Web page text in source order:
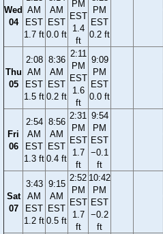
Wed
04
AM
EST
1.7 ft
AM
EST
0.0 ft
PM
EST
1.4
ft
PM
EST
0.2 ft
Thu
05
2:08
AM
EST
1.5 ft
8:36
AM
EST
0.2 ft
2:11
PM
EST
1.6
ft
9:09
PM
EST
0.0 ft
Fri
06
2:54
AM
EST
1.3 ft
8:56
AM
EST
0.4 ft
2:31
PM
EST
1.7
ft
9:54
PM
EST
−0.1
ft
Sat
07
3:43
AM
EST
1.2 ft
9:15
AM
EST
0.5 ft
2:52
PM
EST
1.7
ft
10:42
PM
EST
−0.2
ft